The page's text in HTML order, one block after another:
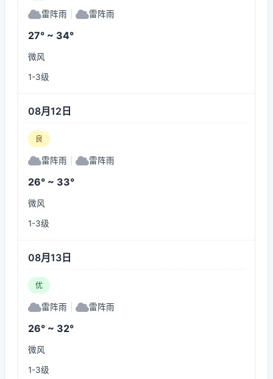
雷阵雨 雷阵雨
27° ~ 34°
微风
1-3级
08月12日
良
雷阵雨 雷阵雨
26° ~ 33°
微风
1-3级
08月13日
优
雷阵雨 雷阵雨
26° ~ 32°
微风
1-3级